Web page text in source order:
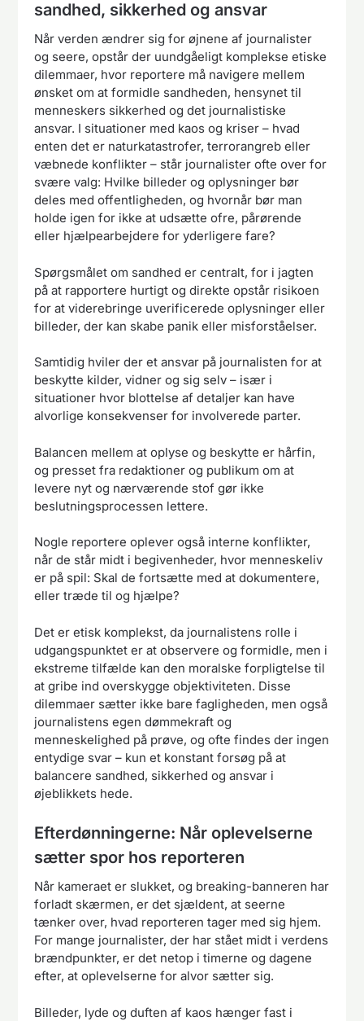
sandhed, sikkerhed og ansvar
Når verden ændrer sig for øjnene af journalister
og seere, opstår der uundgåeligt komplekse etiske
dilemmaer, hvor reportere må navigere mellem
ønsket om at formidle sandheden, hensynet til
menneskers sikkerhed og det journalistiske
ansvar. I situationer med kaos og kriser – hvad
enten det er naturkatastrofer, terrorangreb eller
væbnede konflikter – står journalister ofte over for
svære valg: Hvilke billeder og oplysninger bør
deles med offentligheden, og hvornår bør man
holde igen for ikke at udsætte ofre, pårørende
eller hjælpearbejdere for yderligere fare?
Spørgsmålet om sandhed er centralt, for i jagten
på at rapportere hurtigt og direkte opstår risikoen
for at viderebringe uverificerede oplysninger eller
billeder, der kan skabe panik eller misforståelser.
Samtidig hviler der et ansvar på journalisten for at
beskytte kilder, vidner og sig selv – især i
situationer hvor blottelse af detaljer kan have
alvorlige konsekvenser for involverede parter.
Balancen mellem at oplyse og beskytte er hårfin,
og presset fra redaktioner og publikum om at
levere nyt og nærværende stof gør ikke
beslutningsprocessen lettere.
Nogle reportere oplever også interne konflikter,
når de står midt i begivenheder, hvor menneskeliv
er på spil: Skal de fortsætte med at dokumentere,
eller træde til og hjælpe?
Det er etisk komplekst, da journalistens rolle i
udgangspunktet er at observere og formidle, men i
ekstreme tilfælde kan den moralske forpligtelse til
at gribe ind overskygge objektiviteten. Disse
dilemmaer sætter ikke bare fagligheden, men også
journalistens egen dømmekraft og
menneskelighed på prøve, og ofte findes der ingen
entydige svar – kun et konstant forsøg på at
balancere sandhed, sikkerhed og ansvar i
øjeblikkets hede.
Efterdønningerne: Når oplevelserne
sætter spor hos reporteren
Når kameraet er slukket, og breaking-banneren har
forladt skærmen, er det sjældent, at seerne
tænker over, hvad reporteren tager med sig hjem.
For mange journalister, der har stået midt i verdens
brændpunkter, er det netop i timerne og dagene
efter, at oplevelserne for alvor sætter sig.
Billeder, lyde og duften af kaos hænger fast i